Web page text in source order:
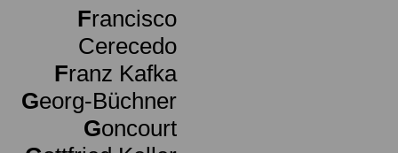
Francisco
Cerecedo
Franz Kafka
Georg-Büchner
Goncourt